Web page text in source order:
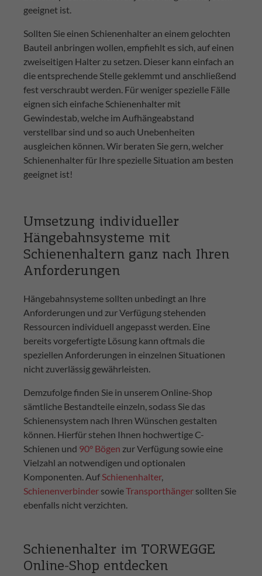
geeignet ist.
Sollten Sie einen Schienenhalter an einem gelochten
Bauteil anbringen wollen, empfiehlt es sich, auf einen
zweiseitigen Halter zu setzen. Dieser kann einfach an
die entsprechende Stelle geklemmt und anschließend
fest verschraubt werden. Für weniger spezielle Fälle
eignen sich einfache Schienenhalter mit
Gewindestab, welche im Aufhängeabstand
verstellbar sind und so auch Unebenheiten
ausgleichen können. Wir beraten Sie gern, welcher
Schienenhalter für Ihre spezielle Situation am besten
geeignet ist!
Umsetzung individueller
Hängebahnsysteme mit
Schienenhaltern ganz nach Ihren
Anforderungen
Hängebahnsysteme sollten unbedingt an Ihre
Anforderungen und zur Verfügung stehenden
Ressourcen individuell angepasst werden. Eine
bereits vorgefertigte Lösung kann oftmals die
speziellen Anforderungen in einzelnen Situationen
nicht zuverlässig gewährleisten.
Demzufolge finden Sie in unserem Online-Shop
sämtliche Bestandteile einzeln, sodass Sie das
Schienensystem nach Ihren Wünschen gestalten
können. Hierfür stehen Ihnen hochwertige C-
Schienen und 90° Bögen zur Verfügung sowie eine
Vielzahl an notwendigen und optionalen
Komponenten. AufSchienenhalter,
Schienenverbinder sowieTransporthänger sollten Sie
ebenfalls nicht verzichten.
Schienenhalter im TORWEGGE
Online-Shop entdecken